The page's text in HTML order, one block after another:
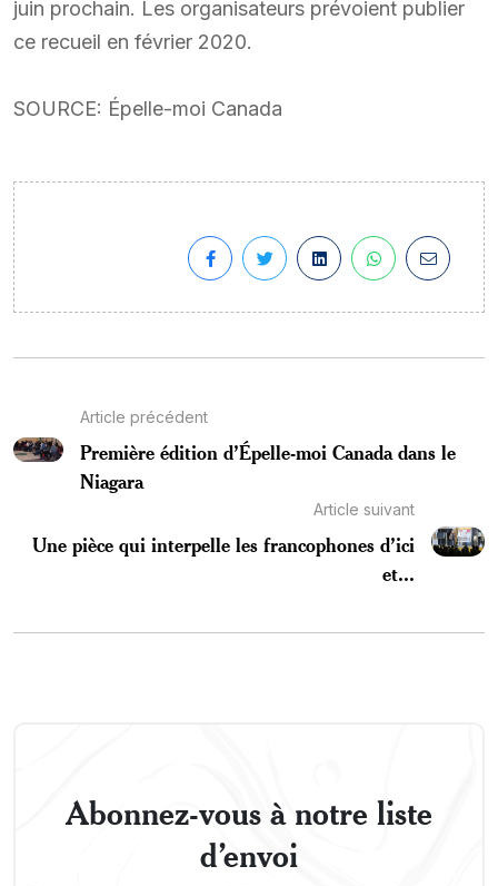
juin prochain. Les organisateurs prévoient publier
ce recueil en février 2020.
SOURCE: Épelle-moi Canada
Article précédent
Première édition d’Épelle-moi Canada dans le
Niagara
Article suivant
Une pièce qui interpelle les francophones d’ici
et...
Abonnez-vous à notre liste
d’envoi